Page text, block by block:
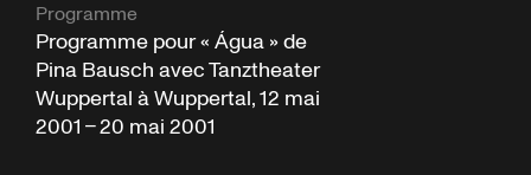
Programme
Programme pour « Água » de
Pina Bausch avec Tanztheater
Wuppertal à Wuppertal, 12 mai
2001 – 20 mai 2001